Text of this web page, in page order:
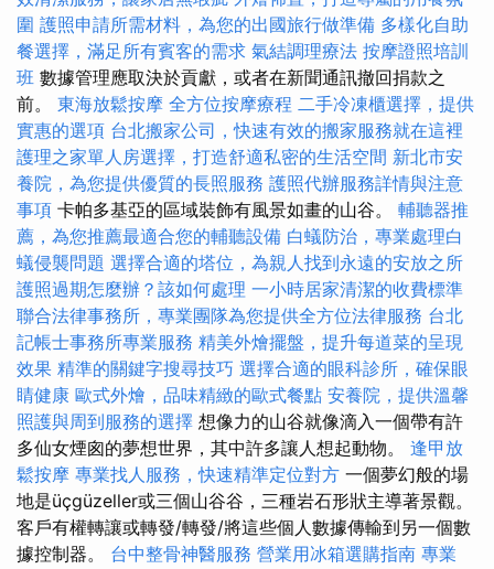
圍 護照申請所需材料，為您的出國旅行做準備 多樣化自助
餐選擇，滿足所有賓客的需求 氣結調理療法 按摩證照培訓
班 數據管理應取決於貢獻，或者在新聞通訊撤回捐款之
前。 東海放鬆按摩 全方位按摩療程 二手冷凍櫃選擇，提供
實惠的選項 台北搬家公司，快速有效的搬家服務就在這裡
護理之家單人房選擇，打造舒適私密的生活空間 新北市安
養院，為您提供優質的長照服務 護照代辦服務詳情與注意
事項 卡帕多基亞的區域裝飾有風景如畫的山谷。 輔聽器推
薦，為您推薦最適合您的輔聽設備 白蟻防治，專業處理白
蟻侵襲問題 選擇合適的塔位，為親人找到永遠的安放之所
護照過期怎麼辦？該如何處理 一小時居家清潔的收費標準
聯合法律事務所，專業團隊為您提供全方位法律服務 台北
記帳士事務所專業服務 精美外燴擺盤，提升每道菜的呈現
效果 精準的關鍵字搜尋技巧 選擇合適的眼科診所，確保眼
睛健康 歐式外燴，品味精緻的歐式餐點 安養院，提供溫馨
照護與周到服務的選擇 想像力的山谷就像滴入一個帶有許
多仙女煙囪的夢想世界，其中許多讓人想起動物。 逢甲放
鬆按摩 專業找人服務，快速精準定位對方 一個夢幻般的場
地是üçgüzeller或三個山谷谷，三種岩石形狀主導著景觀。
客戶有權轉讓或轉發/轉發/將這些個人數據傳輸到另一個數
據控制器。 台中整骨神醫服務 營業用冰箱選購指南 專業